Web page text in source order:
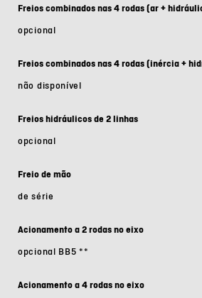
Freios combinados nas 4 rodas (ar +
opcional
Freios combinados nas 4 rodas (inércia +
não disponível
Freios hidráulicos de 2 linhas
opcional
Freio de mão
de série
Acionamento a 2 rodas no eixo
opcional BB5**
Acionamento a 4 rodas no eixo